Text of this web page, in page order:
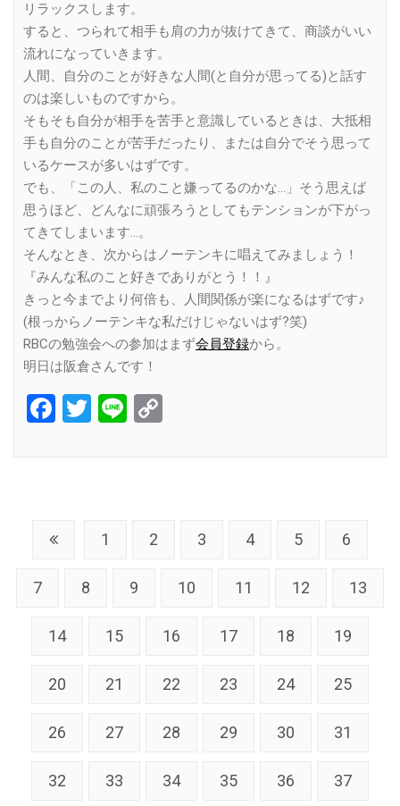
リラックスします。
すると、つられて相手も肩の力が抜けてきて、商談がいい
流れになっていきます。
人間、自分のことが好きな人間(と自分が思ってる)と話す
のは楽しいものですから。
そもそも自分が相手を苦手と意識しているときは、大抵相
手も自分のことが苦手だったり、または自分でそう思って
いるケースが多いはずです。
でも、「この人、私のこと嫌ってるのかな…」そう思えば
思うほど、どんなに頑張ろうとしてもテンションが下がっ
てきてしまいます…。
そんなとき、次からはノーテンキに唱えてみましょう！
『みんな私のこと好きでありがとう！！』
きっと今までより何倍も、人間関係が楽になるはずです♪
(根っからノーテンキな私だけじゃないはず?笑)
RBCの勉強会への参加はまず会員登録から。
明日は阪倉さんです！
Facebook
Twitter
Line
1 2 3 4 5 6
7 8 9 10 11 12 13
14 15 16 17 18 19
20 21 22 23 24 25
26 27 28 29 30 31
32 33 34 35 36 37